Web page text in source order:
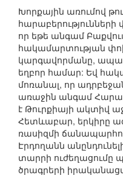
Խորքային առումով
հարաբերությունների
որ եթե անգամ
հակամարտության
կարգավորմանը, ապա
եղբոր համար: Եվ
մոռանալ, որ
առաջին անգամ
է Թուրքիայի ակտիվ
Հետևաբար, երկիրը
ռասիզմի
Էրդողանն
տարրի ուժեղացումը
ծրագրերի